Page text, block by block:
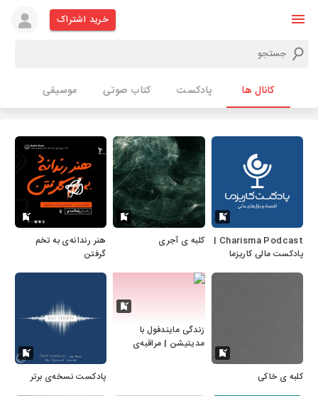
خرید اشتراک
کانال ها پادکست کتاب صوتی موسیقی
Charisma Podcast |
پادکست مالی کاریزما
کلبه ی آجری
هنر رندانه‌ی به تخم
گرفتن
کلبه ی خاکی
زندگی مایندفول با
مدیتیشن | مراقبه‌ی
پادکست نسخه‌ی برتر